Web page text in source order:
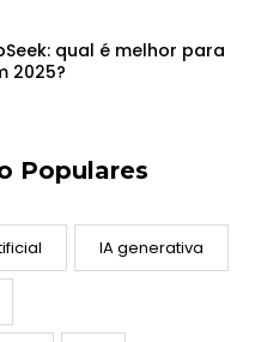
qual é melhor para
2025?
Populares
IA generativa